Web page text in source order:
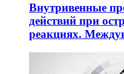
Внутривенные
действий при
реакциях.